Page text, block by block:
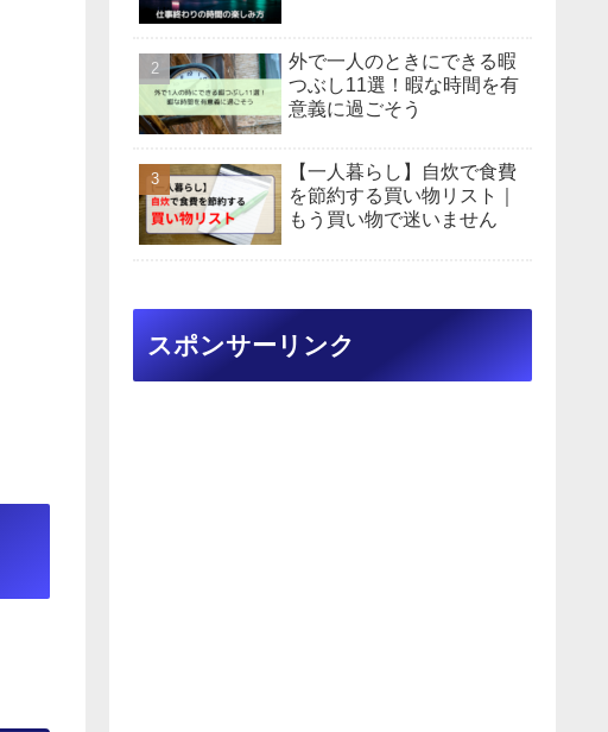
外で一人のときにできる暇
つぶし11選！暇な時間を有
意義に過ごそう
【一人暮らし】自炊で食費
を節約する買い物リスト｜
もう買い物で迷いません
スポンサーリンク